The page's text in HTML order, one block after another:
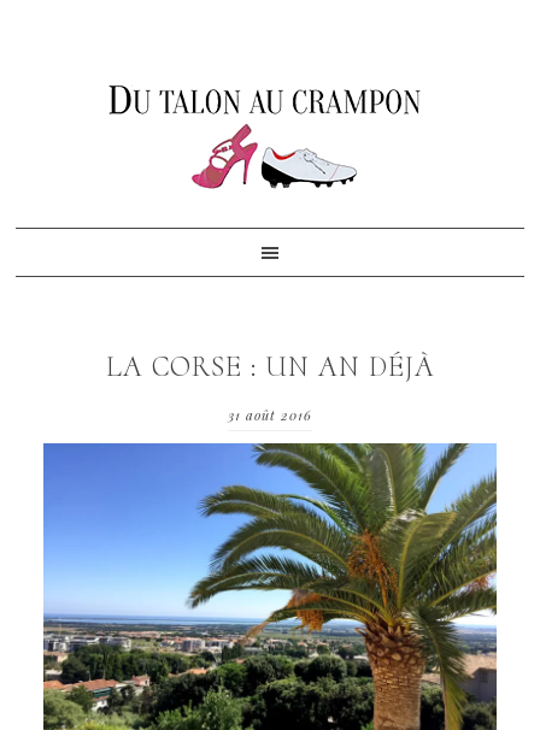
LA CORSE : UN AN DÉJÀ
31 août 2016